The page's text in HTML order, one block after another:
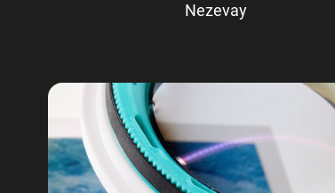
Nezevay